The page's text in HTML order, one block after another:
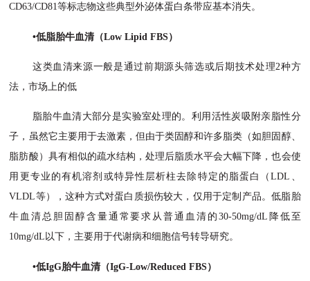
CD63/CD81等标志物这些典型外泌体蛋白条带应基本消失。
•低脂胎牛血清（Low Lipid FBS）
这类血清来源一般是通过前期源头筛选或后期技术处理2种方
法，市场上的低
脂胎牛血清大部分是实验室处理的。利用活性炭吸附亲脂性分
子，虽然它主要用于去激素，但由于类固醇和许多脂类（如胆固醇、
脂肪酸）具有相似的疏水结构，处理后脂质水平会大幅下降，也会使
用更专业的有机溶剂或特异性层析柱去除特定的脂蛋白（LDL、
VLDL等），这种方式对蛋白质损伤较大，仅用于定制产品。低脂胎
牛血清总胆固醇含量通常要求从普通血清的30-50mg/dL降低至
10mg/dL以下，主要用于代谢病和细胞信号转导研究。
•低IgG胎牛血清（IgG-Low/Reduced FBS）